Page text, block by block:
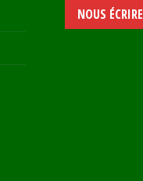
NOUS ÉCRIRE